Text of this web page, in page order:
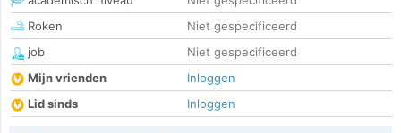
Roken
Niet gespecificeerd
job
Niet gespecificeerd
Mijn vrienden
Inloggen
Lid sinds
Inloggen